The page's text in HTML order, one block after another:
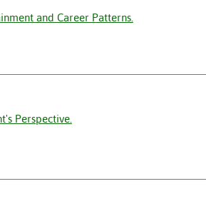
and Career Patterns.
Perspective.